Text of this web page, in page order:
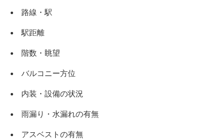
路線・駅
駅距離
階数・眺望
バルコニー方位
内装・設備の状況
雨漏り・水漏れの有無
アスベストの有無